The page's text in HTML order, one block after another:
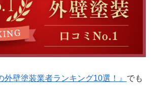
外壁塗装業者ランキング10選！』 でも